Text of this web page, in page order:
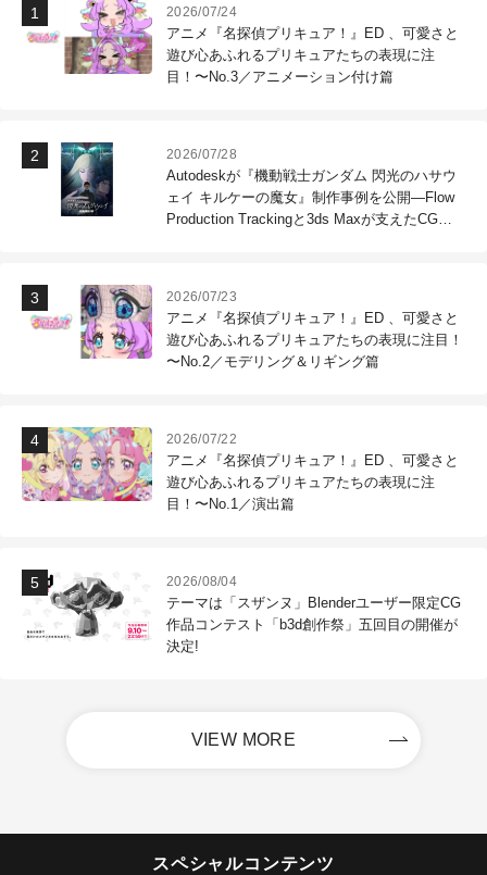
2026/07/24
アニメ『名探偵プリキュア！』ED 、可愛さと
遊び心あふれるプリキュアたちの表現に注
目！〜No.3／アニメーション付け篇
2026/07/28
Autodeskが『機動戦士ガンダム 閃光のハサウ
ェイ キルケーの魔女』制作事例を公開―Flow
Production Trackingと3ds Maxが支えたCG制
2026/07/23
アニメ『名探偵プリキュア！』ED 、可愛さと
遊び心あふれるプリキュアたちの表現に注目！
〜No.2／モデリング＆リギング篇
2026/07/22
アニメ『名探偵プリキュア！』ED 、可愛さと
遊び心あふれるプリキュアたちの表現に注
目！〜No.1／演出篇
2026/08/04
テーマは「スザンヌ」Blenderユーザー限定CG
作品コンテスト「b3d創作祭」五回目の開催が
決定!
VIEW MORE
スペシャルコンテンツ